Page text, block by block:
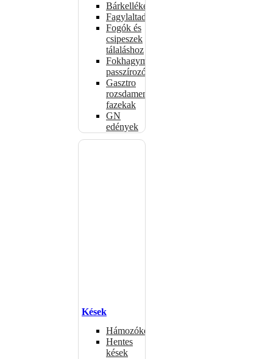
Bárkellékek
Fagylaltadagolók
Fogók és
csipeszek
tálaláshoz
Fokhagymaprések,
passzírozók
Gasztro
rozsdamentes
fazekak
GN
edények
Kések
Hámozókések
Hentes
kések